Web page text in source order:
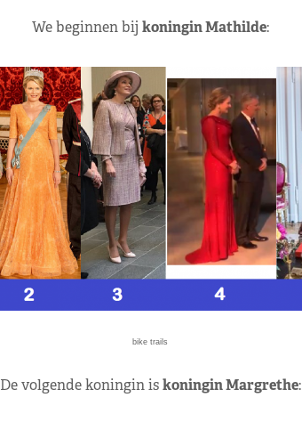
We beginnen bij koningin Mathilde:
bike trails
De volgende koningin iskoningin Margrethe: